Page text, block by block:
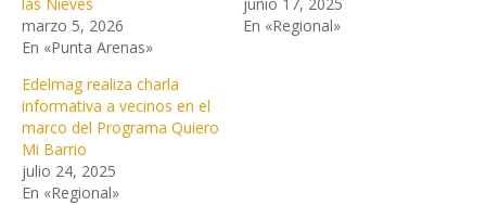
marzo 5, 2026
En «Punta Arenas»
En «Regional»
Edelmag realiza charla
informativa a vecinos en el
marco del Programa Quiero
Mi Barrio
julio 24, 2025
En «Regional»